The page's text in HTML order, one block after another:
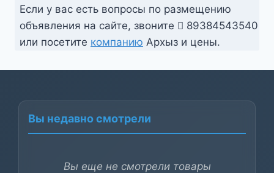
Если у вас есть вопросы по размещению
объявления на сайте, звоните
89384543540
или посетите компанию Архыз и цены.
Вы недавно смотрели
Вы еще не смотрели товары